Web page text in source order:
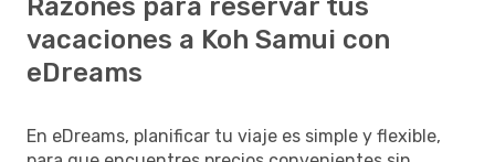
Razones para reservar tus
vacaciones a Koh Samui con
eDreams
En eDreams, planificar tu viaje es simple y flexible,